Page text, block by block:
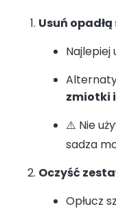
Usuń
Najlepiej
zmiotki
⚠️ Nie
sadza
Oczyść
Opłucz